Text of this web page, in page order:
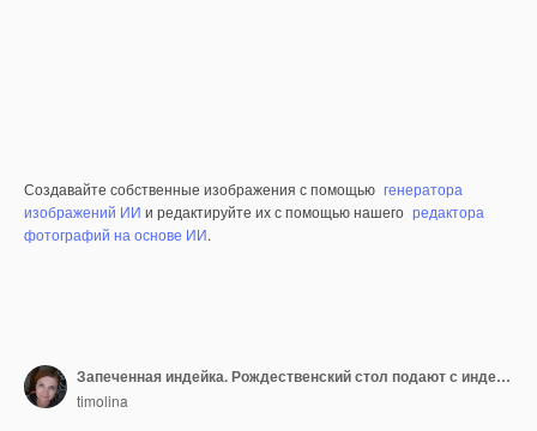
Создавайте собственные изображения с помощью генератора
изображений ИИ и редактируйте их с помощью нашего редактора
фотографий на основе ИИ.
Запеченная индейка. Рождественский стол подают с индейкой, украшенной яркой мишурой
timolina